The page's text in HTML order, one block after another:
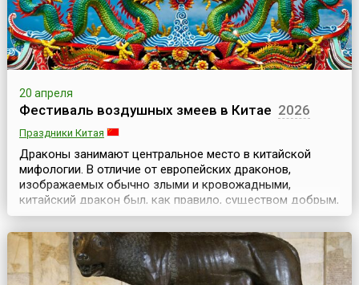
20 апреля
Фестиваль воздушных змеев в Китае 2026
Праздники Китая
Драконы занимают центральное место в китайской
мифологии. В отличие от европейских драконов,
изображаемых обычно злыми и кровожадными,
китайский дракон был, как правило, существом добрым,
благодатным, милостивым к людям. За это китайцы
своих драконов любили и воздавали им высокие
почести. В честь этого главного мифологического
существа в китайском городе Вэйфань проходит
Международный фест...